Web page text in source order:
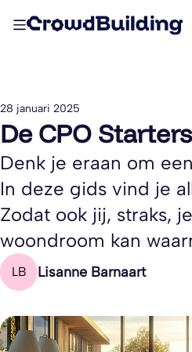
28 januari 2025
De CPO
Denk je eraan om
In deze gids vind je
Zodat ook jij, straks,
woondroom kan
LB Lisanne Barnaart